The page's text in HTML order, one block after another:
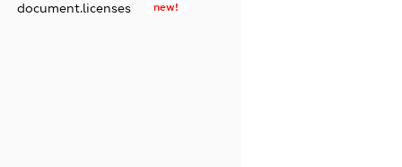
document.licenses new!